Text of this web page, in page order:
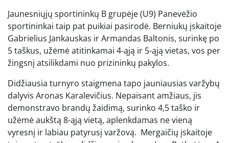
Jaunesniųjų sportininkų B grupėje (U9) Panevėžio
sportininkai taip pat puikiai pasirodė. Berniukų įskaitoje
Gabrielius Jankauskas ir Armandas Baltonis, surinkę po
5 taškus, užėmė atitinkamai 4-ąją ir 5-ąją vietas, vos per
žingsnį atsilikdami nuo prizininkų pakylos.
Didžiausia turnyro staigmena tapo jauniausias varžybų
dalyvis Aronas Karalevičius. Nepaisant amžiaus, jis
demonstravo brandų žaidimą, surinko 4,5 taško ir
užėmė aukštą 8-ąją vietą, aplenkdamas ne vieną
vyresnį ir labiau patyrusį varžovą. Mergaičių įskaitoje